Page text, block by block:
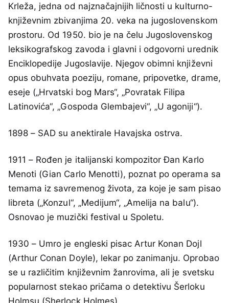
Krleža, jedna od najznačajnijih ličnosti u kulturno-
književnim zbivanjima 20. veka na jugoslovenskom
prostoru. Od 1950. bio je na čelu Jugoslovenskog
leksikografskog zavoda i glavni i odgovorni urednik
Enciklopedije Jugoslavije. Njegov obimni književni
opus obuhvata poeziju, romane, pripovetke, drame,
eseje („Hrvatski bog Mars“, „Povratak Filipa
Latinovića“, „Gospoda Glembajevi“, „U agoniji“).
1898 – SAD su anektirale Havajska ostrva.
1911 – Rođen je italijanski kompozitor Đan Karlo
Menoti (Gian Carlo Menotti), poznat po operama sa
temama iz savremenog života, za koje je sam pisao
libreta („Konzul“, „Medijum“, „Amelija na balu“).
Osnovao je muzički festival u Spoletu.
1930 – Umro je engleski pisac Artur Konan Dojl
(Arthur Conan Doyle), lekar po zanimanju. Oprobao
se u različitim književnim žanrovima, ali je svetsku
popularnost stekao pričama o detektivu Šerloku